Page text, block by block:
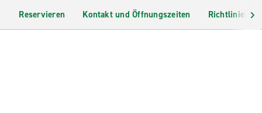
Reservieren Kontakt und Öffnungszeiten Richtlinien